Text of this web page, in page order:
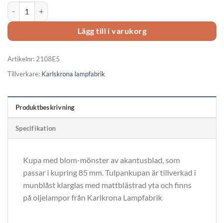
Tulpankupa med blom-mönster, fattning 85mm 2108E5 mängd
Lägg till i varukorg
Artikelnr: 2108E5
Tillverkare: Karlskrona lampfabrik
Produktbeskrivning
Specifikation
Kupa med blom-mönster av akantusblad, som
passar i kupring 85 mm. Tulpankupan är tillverkad i
munblåst klarglas med mattblästrad yta och finns
på oljelampor från Karlkrona Lampfabrik